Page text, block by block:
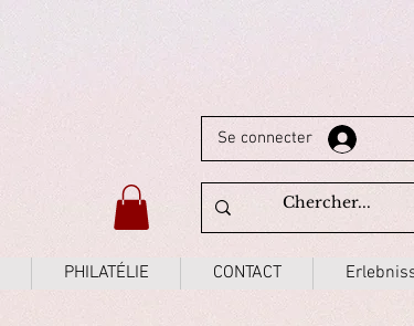
Se connecter
PHILATÉLIE CONTACT